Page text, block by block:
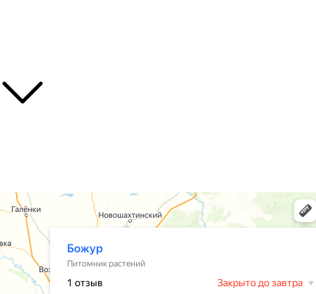
Божур
Питомник растений в Приморском крае